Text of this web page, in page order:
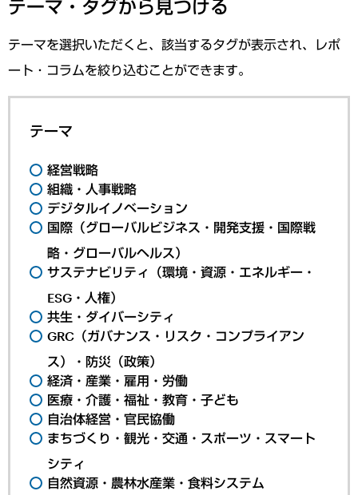
テーマ・タグから見つける
テーマを選択いただくと、該当するタグが表示され、レポ
ート・コラムを絞り込むことができます。
テーマ
経営戦略
組織・人事戦略
デジタルイノベーション
国際（グローバルビジネス・開発支援・国際戦
略・グローバルヘルス）
サステナビリティ（環境・資源・エネルギー・
ESG・人権）
共生・ダイバーシティ
GRC（ガバナンス・リスク・コンプライアン
ス）・防災（政策）
経済・産業・雇用・労働
医療・介護・福祉・教育・子ども
自治体経営・官民協働
まちづくり・観光・交通・スポーツ・スマート
シティ
自然資源・農林水産業・食料システム